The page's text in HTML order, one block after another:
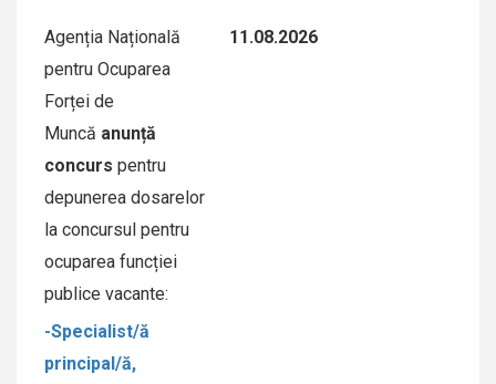
Agenția Națională
pentru Ocuparea
Forței de
Muncă anunță
concurs pentru
depunerea dosarelor
la concursul pentru
ocuparea funcției
publice vacante:
-Specialist/ă
principal/ă,
11.08.2026